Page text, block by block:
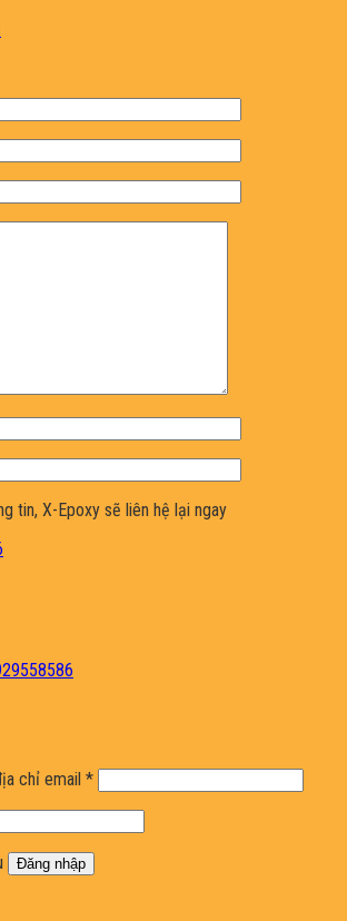
tin, X-Epoxy sẽ liên hệ lại ngay
chỉ email *Bắt
buộc
Đăng nhập